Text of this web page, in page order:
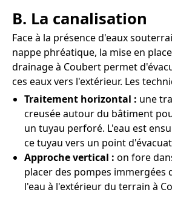
B. La canalisation
Face à la présence d'eaux
nappe phréatique, la mise en
drainage à Coubert permet
ces eaux vers l'extérieur. Les
Traitement horizontal : une
creusée autour du bâtiment
un tuyau perforé. L'eau est
ce tuyau vers un point
Approche vertical : on fore
placer des pompes immergées
l'eau à l'extérieur du terrain à